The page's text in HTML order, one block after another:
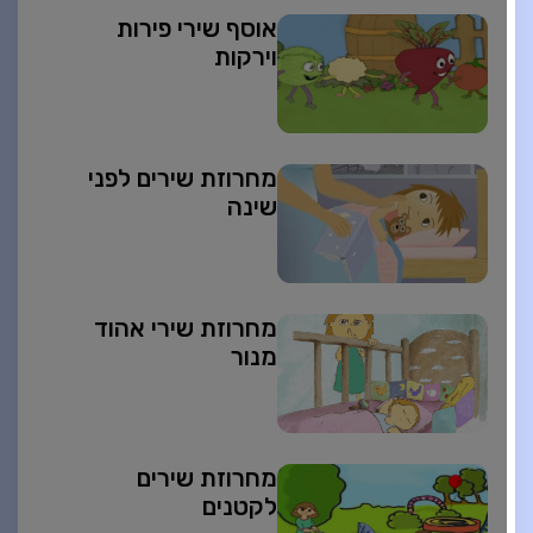
אוסף שירי פירות
וירקות
מחרוזת שירים לפני
שינה
מחרוזת שירי אהוד
מנור
מחרוזת שירים
לקטנים